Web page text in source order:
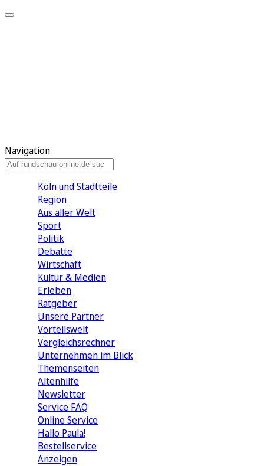
Navigation
Köln und Stadtteile
Region
Aus aller Welt
Sport
Politik
Debatte
Wirtschaft
Kultur & Medien
Erleben
Ratgeber
Unsere Partner
Vorteilswelt
Vergleichsrechner
Unternehmen im Blick
Themenseiten
Altenhilfe
Newsletter
Service FAQ
Online Service
Hallo Paula!
Bestellservice
Anzeigen